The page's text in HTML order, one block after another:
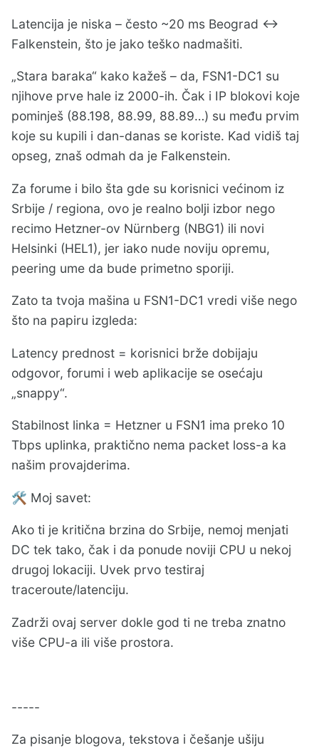
Latencija je niska – često ~20 ms Beograd ↔
Falkenstein, što je jako teško nadmašiti.
„Stara baraka“ kako kažeš – da, FSN1-DC1 su
njihove prve hale iz 2000-ih. Čak i IP blokovi koje
pominješ (88.198, 88.99, 88.89…) su među prvim
koje su kupili i dan-danas se koriste. Kad vidiš taj
opseg, znaš odmah da je Falkenstein.
Za forume i bilo šta gde su korisnici većinom iz
Srbije / regiona, ovo je realno bolji izbor nego
recimo Hetzner-ov Nürnberg (NBG1) ili novi
Helsinki (HEL1), jer iako nude noviju opremu,
peering ume da bude primetno sporiji.
Zato ta tvoja mašina u FSN1-DC1 vredi više nego
što na papiru izgleda:
Latency prednost = korisnici brže dobijaju
odgovor, forumi i web aplikacije se osećaju
„snappy“.
Stabilnost linka = Hetzner u FSN1 ima preko 10
Tbps uplinka, praktično nema packet loss-a ka
našim provajderima.
🛠️ Moj savet:
Ako ti je kritična brzina do Srbije, nemoj menjati
DC tek tako, čak i da ponude noviji CPU u nekoj
drugoj lokaciji. Uvek prvo testiraj
traceroute/latenciju.
Zadrži ovaj server dokle god ti ne treba znatno
više CPU-a ili više prostora.
-----
Za pisanje blogova, tekstova i češanje ušiju